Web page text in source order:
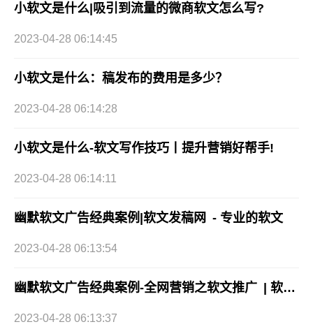
小软文是什么|吸引到流量的微商软文怎么写?
2023-04-28 06:14:45
小软文是什么：稿发布的费用是多少？
2023-04-28 06:14:28
小软文是什么-软文写作技巧丨提升营销好帮手!
2023-04-28 06:14:11
幽默软文广告经典案例|软文发稿网 - 专业的软文
2023-04-28 06:13:54
幽默软文广告经典案例-全网营销之软文推广 | 软文发稿网
2023-04-28 06:13:37